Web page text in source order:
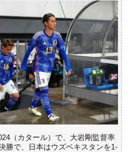
（カタール）で、大岩剛監督率
勝で、日本はウズベキスタンを1-